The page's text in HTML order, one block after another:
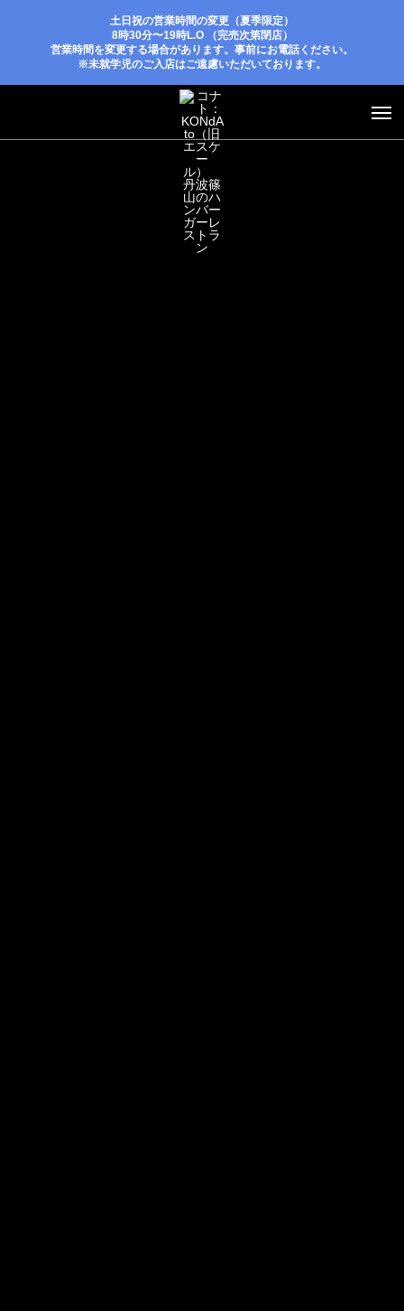
土日祝の営業時間の変更（夏季限定）
8時30分〜19時L.O （完売次第閉店）
営業時間を変更する場合があります。事前にお電話ください。
※未就学児のご入店はご遠慮いただいております。